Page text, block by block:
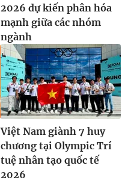
2026 dự kiến phân hóa
mạnh giữa các nhóm
ngành
Việt Nam giành 7 huy
chương tại Olympic Trí
tuệ nhân tạo quốc tế
2026